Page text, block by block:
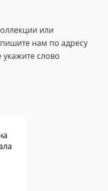
или
нам по адресу
слово